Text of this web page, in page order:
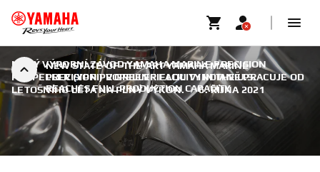
NEW STATE-OF-THE-ART YAMAHA MARINE
PRECISION PROPELLER FACILITY IN THE U.S.
REACHES FULL PRODUCTION CAPACITY
NOVÝ VÝROBNÍ ZÁVOD YAMAHA MARINE PRECISION
PROPELLER (YPPI) V GREENFIELDU V INDIANĚ PRACUJE OD
LETOŠNÍHO LÉTA NA PLNÝ VÝKON. | 6. ŘÍJNA 2021